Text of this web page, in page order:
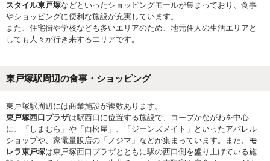
スタイル東戸塚などといったショッピングモールが集まっており、食事
やショッピングに便利な施設が充実しています。
また、住宅街や学校なども多いエリアのため、地元住人の生活エリアと
しても人々が行き来するエリアです。
東戸塚駅周辺の食事・ショッピング
東戸塚駅周辺には商業施設が複数あります。
東戸塚西口プラザは駅西口に位置する施設で、コープかながわを中心
に、「しまむら」や「西松屋」、「ジーンズメイト」といったアパレル
ショップや、家電量販店の「ノジマ」などが集まっています。また、 モ
レラ東戸塚は東戸塚西口プラザとともに駅の西口側を盛り上げている施